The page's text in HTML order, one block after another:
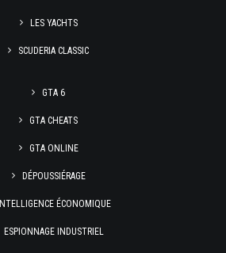
LES YACHTS
SCUDERIA CLASSIC
GTA 6
GTA CHEATS
GTA ONLINE
DÉPOUSSIÉRAGE
INTELLIGENCE ÉCONOMIQUE
ESPIONNAGE INDUSTRIEL